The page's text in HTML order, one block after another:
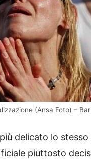
(Ansa Foto) –
delicato lo
piuttosto